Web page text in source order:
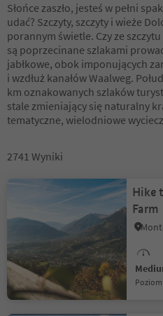
Słońce zaszło, jesteś w pełni
udać? Szczyty, szczyty i wieże
porannym świetle. Czy ze
są poprzecinane szlakami
jabłkowe, obok imponujących
i wzdłuż kanałów Waalweg.
km oznakowanych szlaków
stale zmieniający się naturalny
tematyczne, wielodniowe
2741 Wyniki
Hike
Farm
Poziom